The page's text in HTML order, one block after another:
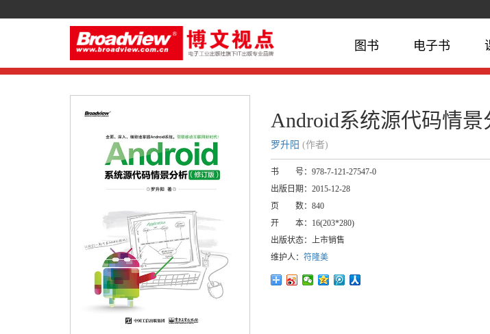
图书 电子书
Android系统源代码情景
罗升阳 (作者)
书 号： 978-7-121-27547-0
出版日期： 2015-12-28
页 数： 840
开 本：
16(203*280)
出版状态： 上市销售
维护人： 符隆美